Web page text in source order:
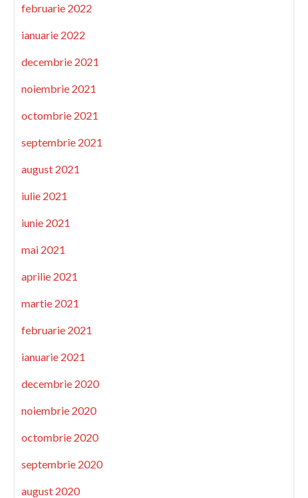
februarie 2022
ianuarie 2022
decembrie 2021
noiembrie 2021
octombrie 2021
septembrie 2021
august 2021
iulie 2021
iunie 2021
mai 2021
aprilie 2021
martie 2021
februarie 2021
ianuarie 2021
decembrie 2020
noiembrie 2020
octombrie 2020
septembrie 2020
august 2020